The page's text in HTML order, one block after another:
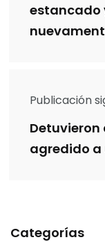
estancado
Publicación
Detuvieron
agredido a
Categorías